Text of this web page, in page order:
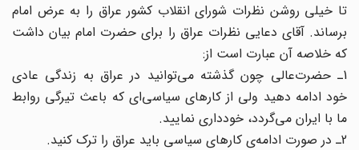
تا خیلی روشن نظرات شورای انقلاب کشور عراق را به عرض امام
برساند. آقای دعایی نظرات عراق را برای حضرت امام بیان داشت
که خلاصه آن عبارت است از:
1ـ حضرت‌عالی چون گذشته می‌توانید در عراق به زندگی عادی
خود ادامه دهید ولی از کارهای سیاسی‌ای که باعث تیرگی روابط
ما با ایران می‌گردد، خودداری نمایید.